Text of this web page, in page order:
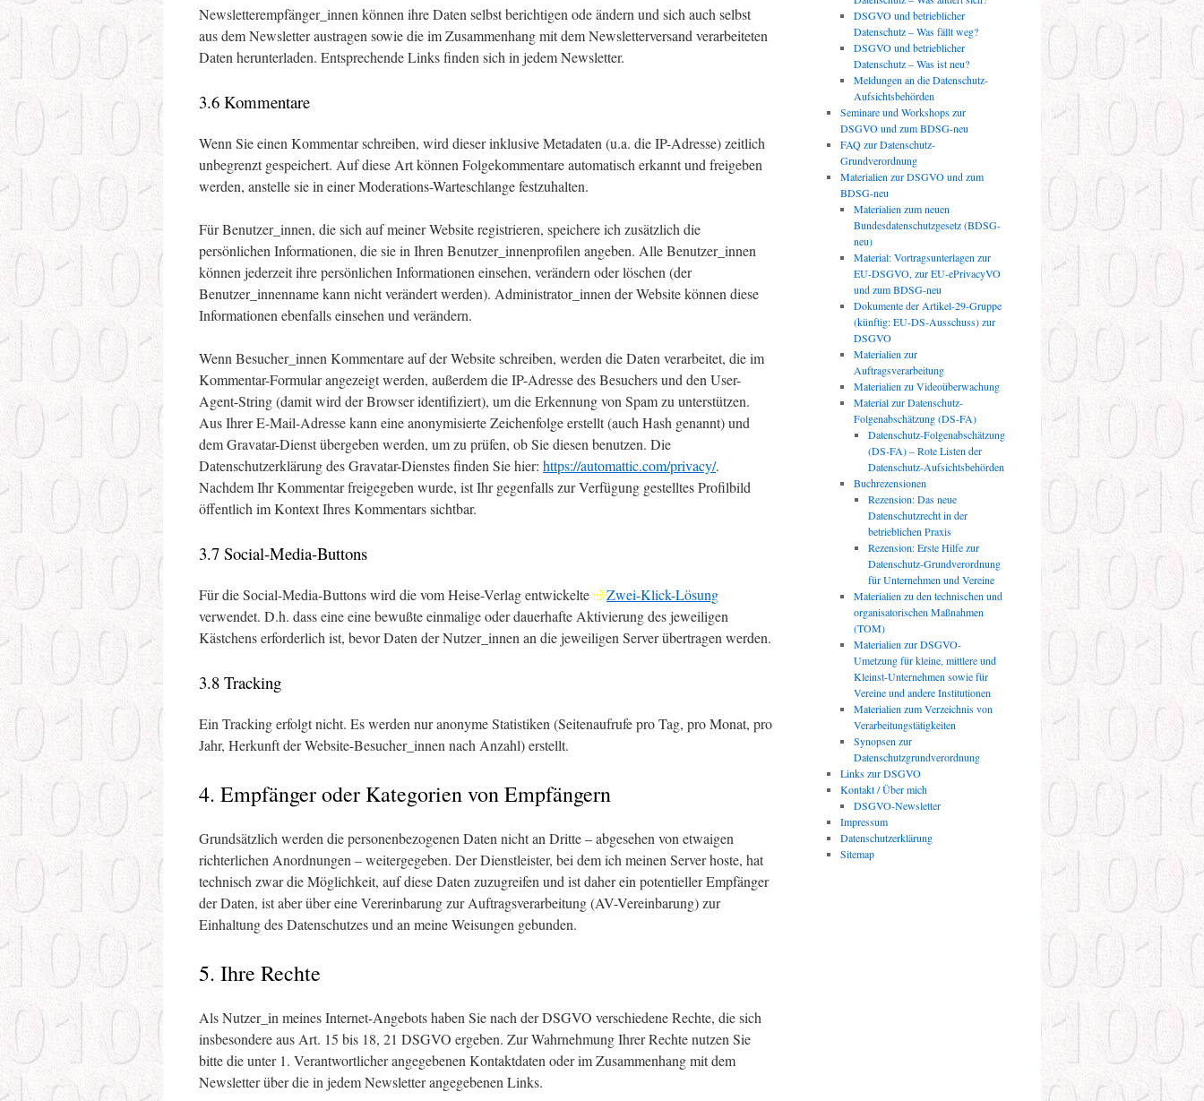
Newsletterempfänger_innen können ihre Daten selbst berichtigen ode ändern und sich auch selbst
aus dem Newsletter austragen sowie die im Zusammenhang mit dem Newsletterversand verarbeiteten
Daten herunterladen. Entsprechende Links finden sich in jedem Newsletter.
3.6 Kommentare
Wenn Sie einen Kommentar schreiben, wird dieser inklusive Metadaten (u.a. die IP-Adresse) zeitlich
unbegrenzt gespeichert. Auf diese Art können Folgekommentare automatisch erkannt und freigeben
werden, anstelle sie in einer Moderations-Warteschlange festzuhalten.
Für Benutzer_innen, die sich auf meiner Website registrieren, speichere ich zusätzlich die
persönlichen Informationen, die sie in Ihren Benutzer_innenprofilen angeben. Alle Benutzer_innen
können jederzeit ihre persönlichen Informationen einsehen, verändern oder löschen (der
Benutzer_innenname kann nicht verändert werden). Administrator_innen der Website können diese
Informationen ebenfalls einsehen und verändern.
Wenn Besucher_innen Kommentare auf der Website schreiben, werden die Daten verarbeitet, die im
Kommentar-Formular angezeigt werden, außerdem die IP-Adresse des Besuchers und den User-
Agent-String (damit wird der Browser identifiziert), um die Erkennung von Spam zu unterstützen.
Aus Ihrer E-Mail-Adresse kann eine anonymisierte Zeichenfolge erstellt (auch Hash genannt) und
dem Gravatar-Dienst übergeben werden, um zu prüfen, ob Sie diesen benutzen. Die
Datenschutzerklärung des Gravatar-Dienstes finden Sie hier: https://automattic.com/privacy/.
Nachdem Ihr Kommentar freigegeben wurde, ist Ihr gegenfalls zur Verfügung gestelltes Profilbild
öffentlich im Kontext Ihres Kommentars sichtbar.
3.7 Social-Media-Buttons
Für die Social-Media-Buttons wird die vom Heise-Verlag entwickelte
Zwei-Klick-Lösung
verwendet. D.h. dass eine eine bewußte einmalige oder dauerhafte Aktivierung des jeweiligen
Kästchens erforderlich ist, bevor Daten der Nutzer_innen an die jeweiligen Server übertragen werden.
3.8 Tracking
Ein Tracking erfolgt nicht. Es werden nur anonyme Statistiken (Seitenaufrufe pro Tag, pro Monat, pro
Jahr, Herkunft der Website-Besucher_innen nach Anzahl) erstellt.
4. Empfänger oder Kategorien von Empfängern
Grundsätzlich werden die personenbezogenen Daten nicht an Dritte – abgesehen von etwaigen
richterlichen Anordnungen – weitergegeben. Der Dienstleister, bei dem ich meinen Server hoste, hat
technisch zwar die Möglichkeit, auf diese Daten zuzugreifen und ist daher ein potentieller Empfänger
der Daten, ist aber über eine Vererinbarung zur Auftragsverarbeitung (AV-Vereinbarung) zur
Einhaltung des Datenschutzes und an meine Weisungen gebunden.
5. Ihre Rechte
Als Nutzer_in meines Internet-Angebots haben Sie nach der DSGVO verschiedene Rechte, die sich
insbesondere aus Art. 15 bis 18, 21 DSGVO ergeben. Zur Wahrnehmung Ihrer Rechte nutzen Sie
bitte die unter 1. Verantwortlicher angegebenen Kontaktdaten oder im Zusammenhang mit dem
Newsletter über die in jedem Newsletter angegebenen Links.
DSGVO und betrieblicher
Datenschutz – Was fällt weg?
DSGVO und betrieblicher
Datenschutz – Was ist neu?
Meldungen an die Datenschutz-
Aufsichtsbehörden
Seminare und Workshops zur
DSGVO und zum BDSG-neu
FAQ zur Datenschutz-
Grundverordnung
Materialien zur DSGVO und zum
BDSG-neu
Materialien zum neuen
Bundesdatenschutzgesetz (BDSG-
neu)
Material: Vortragsunterlagen zur
EU-DSGVO, zur EU-ePrivacyVO
und zum BDSG-neu
Dokumente der Artikel-29-Gruppe
(künftig: EU-DS-Ausschuss) zur
DSGVO
Materialien zur
Auftragsverarbeitung
Materialien zu Videoüberwachung
Material zur Datenschutz-
Folgenabschätzung (DS-FA)
Datenschutz-Folgenabschätzung
(DS-FA) – Rote Listen der
Datenschutz-Aufsichtsbehörden
Buchrezensionen
Rezension: Das neue
Datenschutzrecht in der
betrieblichen Praxis
Rezension: Erste Hilfe zur
Datenschutz-Grundverordnung
für Unternehmen und Vereine
Materialien zu den technischen und
organisatorischen Maßnahmen
(TOM)
Materialien zur DSGVO-
Umetzung für kleine, mittlere und
Kleinst-Unternehmen sowie für
Vereine und andere Institutionen
Materialien zum Verzeichnis von
Verarbeitungstätigkeiten
Synopsen zur
Datenschutzgrundverordnung
Links zur DSGVO
Kontakt / Über mich
DSGVO-Newsletter
Impressum
Datenschutzerklärung
Sitemap